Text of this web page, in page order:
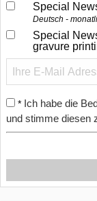
Special
Deutsch -
Special
gravure
* Ich habe die
und stimme diesen